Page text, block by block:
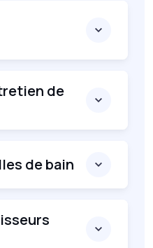
de
de bain